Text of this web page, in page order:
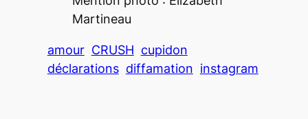
Martineau
amour CRUSH cupidon
déclarations diffamation instagram